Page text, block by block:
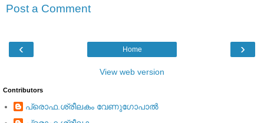
Post a Comment
‹ ›
Home
View web version
Contributors
പ്രൊഫ.ശ്രീലകം വേണുഗോപാല്‍